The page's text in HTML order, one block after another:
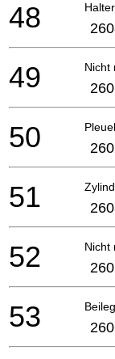
Halter
48
Nicht
49
50
51
Nicht
52
53